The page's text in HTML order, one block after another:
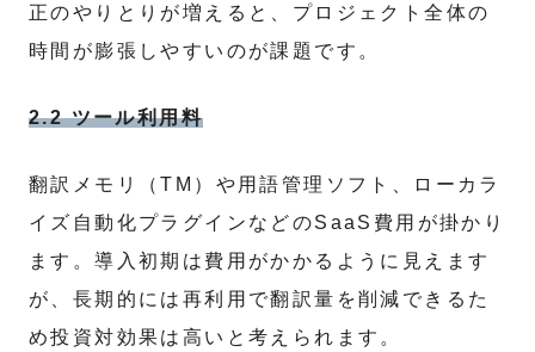
正のやりとりが増えると、プロジェクト全体の
時間が膨張しやすいのが課題です。
2.2 ツール利用料
翻訳メモリ（TM）や用語管理ソフト、ローカラ
イズ自動化プラグインなどのSaaS費用が掛かり
ます。導入初期は費用がかかるように見えます
が、長期的には再利用で翻訳量を削減できるた
め投資対効果は高いと考えられます。